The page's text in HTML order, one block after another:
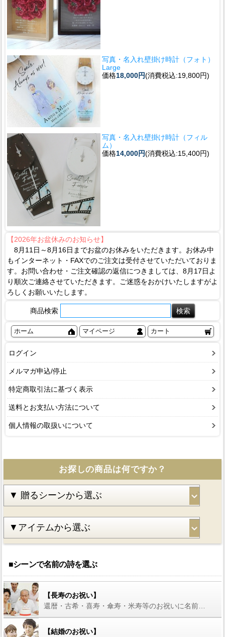
写真・名入れ壁掛け時計（フォト）
Large
価格18,000円(消費税込:19,800円)
写真・名入れ壁掛け時計（フィル
ム）
価格14,000円(消費税込:15,400円)
【2026年お盆休みのお知らせ】
8月11日～8月16日までお盆のお休みをいただきます。お休み中
もインターネット・FAXでのご注文は受付させていただいておりま
す。お問い合わせ・ご注文確認の返信につきましては、8月17日よ
り順次ご連絡させていただきます。ご迷惑をおかけいたしますがよ
ろしくお願いいたします。
商品検索
ホーム マイページ カート
ログイン
メルマガ申込/停止
特定商取引法に基づく表示
送料とお支払い方法について
個人情報の取扱いについて
お探しの商品は何ですか？
■シーンで名前の詩を選ぶ
【長寿のお祝い】
【結婚のお祝い】